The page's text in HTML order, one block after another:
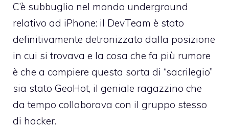
C’è subbuglio nel mondo underground
relativo ad iPhone: il DevTeam è stato
definitivamente detronizzato dalla posizione
in cui si trovava e la cosa che fa più rumore
è che a compiere questa sorta di “sacrilegio”
sia stato GeoHot, il geniale ragazzino che
da tempo collaborava con il gruppo stesso
di hacker.